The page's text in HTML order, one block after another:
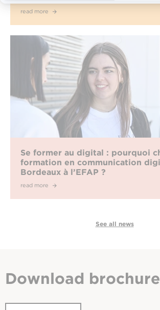
read more
Se former au digital : pourquoi
formation en communication
Bordeaux à l’EFAP ?
read more
See all news
Download brochure